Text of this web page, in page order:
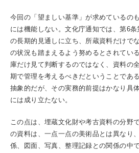
今回の「望ましい基準」が求めているの
には機能しない。文化庁通知では、第6
の長期的見通しに立ち、所蔵資料だけで
の状況も踏まえるよう努めるとされてい
庫だけ見て判断するのではなく、資料の
期で管理を考えるべきだということであ
抽象的だが、その実務的前提はかなり具
には成り立たない。
この点は、埋蔵文化財や考古資料の分野
の資料は、一点一点の美術品とは異なり
係、図面、写真、整理記録との関係の中